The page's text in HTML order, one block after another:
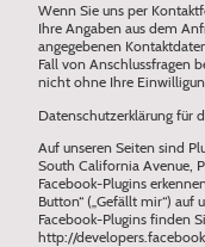
Wenn Sie uns per
Ihre Angaben aus dem
angegebenen
Fall von Anschlussfragen
nicht ohne Ihre
Datenschutzerklärung für
Auf unseren Seiten sind
South California Avenue,
Facebook-Plugins
Button“ („Gefällt mir“) auf
Facebook-Plugins finden
http://